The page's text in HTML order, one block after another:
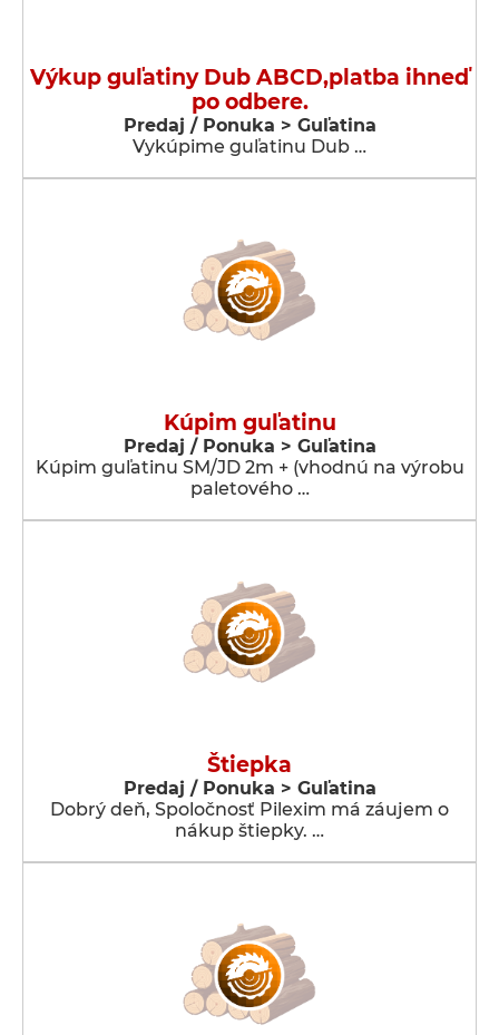
Výkup guľatiny Dub ABCD,platba ihneď
po odbere.
Predaj / Ponuka > Guľatina
Vykúpime guľatinu Dub …
Kúpim guľatinu
Predaj / Ponuka > Guľatina
Kúpim guľatinu SM/JD 2m + (vhodnú na výrobu
paletového …
Štiepka
Predaj / Ponuka > Guľatina
Dobrý deň, Spoločnosť Pilexim má záujem o
nákup štiepky. …